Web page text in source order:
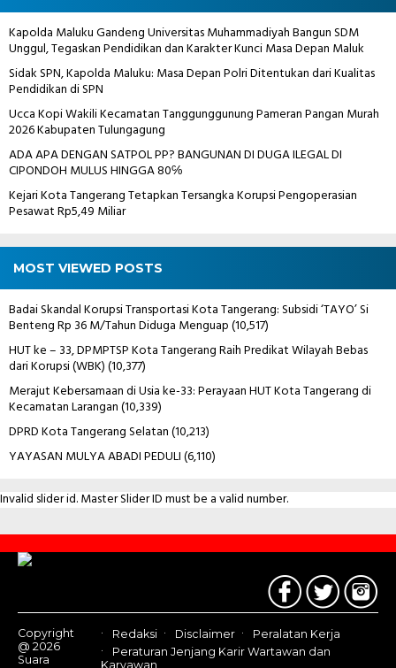
Kapolda Maluku Gandeng Universitas Muhammadiyah Bangun SDM
Unggul, Tegaskan Pendidikan dan Karakter Kunci Masa Depan Maluk
Sidak SPN, Kapolda Maluku: Masa Depan Polri Ditentukan dari Kualitas
Pendidikan di SPN
Ucca Kopi Wakili Kecamatan Tanggunggunung Pameran Pangan Murah
2026 Kabupaten Tulungagung
ADA APA DENGAN SATPOL PP? BANGUNAN DI DUGA ILEGAL DI
CIPONDOH MULUS HINGGA 80℅
Kejari Kota Tangerang Tetapkan Tersangka Korupsi Pengoperasian
Pesawat Rp5,49 Miliar
MOST VIEWED POSTS
Badai Skandal Korupsi Transportasi Kota Tangerang: Subsidi ‘TAYO’ Si
Benteng Rp 36 M/Tahun Diduga Menguap(10,517)
HUT ke – 33, DPMPTSP Kota Tangerang Raih Predikat Wilayah Bebas
dari Korupsi (WBK)(10,377)
Merajut Kebersamaan di Usia ke-33: Perayaan HUT Kota Tangerang di
Kecamatan Larangan(10,339)
DPRD Kota Tangerang Selatan(10,213)
YAYASAN MULYA ABADI PEDULI(6,110)
Invalid slider id. Master Slider ID must be a valid number.
Contact
Us
Copyright
@ 2026
Suara
Redaksi Disclaimer
Peralatan Kerja
Peraturan Jenjang Karir Wartawan dan
Karyawan